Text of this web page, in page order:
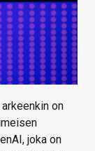
on
joka on